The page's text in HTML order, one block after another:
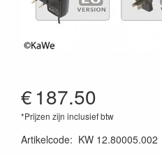
€187.50
*Prijzen zijn inclusief btw
Artikelcode: KW 12.80005.002